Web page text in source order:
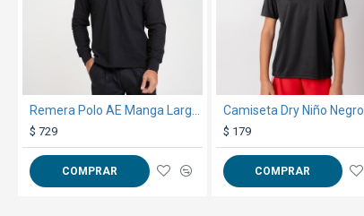
$ 729
COMPRAR
Camiseta Dry Niño Negro
$ 179
COMPRAR